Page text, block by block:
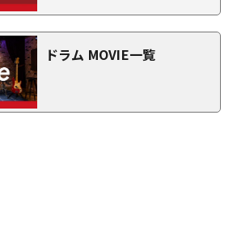
ドラム MOVIE一覧